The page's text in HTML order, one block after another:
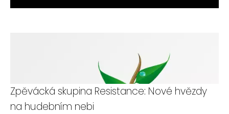
Zpěvácká skupina Resistance: Nové hvězdy
na hudebním nebi